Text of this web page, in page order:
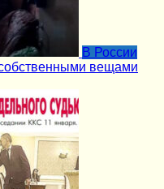
В России
вещами